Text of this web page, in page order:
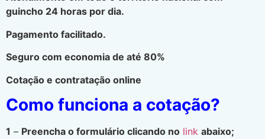
guincho 24 horas por dia.
Pagamento facilitado.
Seguro com economia de até 80%
Cotação e contratação online
Como funciona a cotação?
1 – Preencha o formulário clicando no link abaixo;